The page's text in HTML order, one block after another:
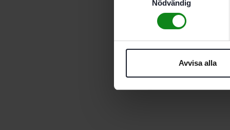
Nödvändig
Avvisa alla